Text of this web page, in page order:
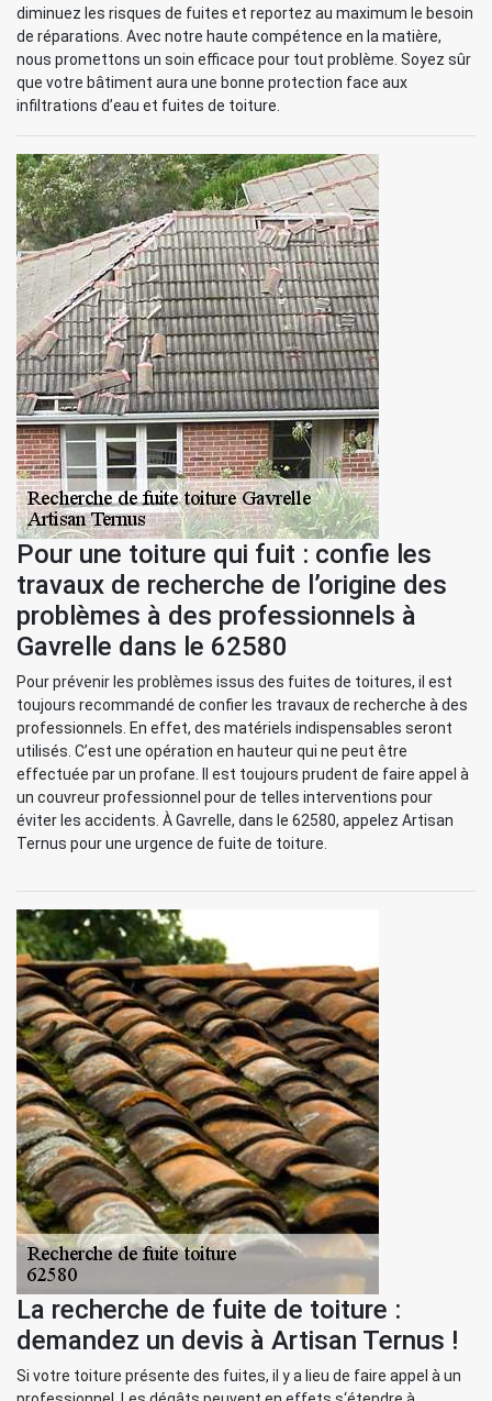
diminuez les risques de fuites et reportez au maximum le besoin
de réparations. Avec notre haute compétence en la matière,
nous promettons un soin efficace pour tout problème. Soyez sûr
que votre bâtiment aura une bonne protection face aux
infiltrations d’eau et fuites de toiture.
Pour une toiture qui fuit : confie les
travaux de recherche de l’origine des
problèmes à des professionnels à
Gavrelle dans le 62580
Pour prévenir les problèmes issus des fuites de toitures, il est
toujours recommandé de confier les travaux de recherche à des
professionnels. En effet, des matériels indispensables seront
utilisés. C’est une opération en hauteur qui ne peut être
effectuée par un profane. Il est toujours prudent de faire appel à
un couvreur professionnel pour de telles interventions pour
éviter les accidents. À Gavrelle, dans le 62580, appelez Artisan
Ternus pour une urgence de fuite de toiture.
La recherche de fuite de toiture :
demandez un devis à Artisan Ternus !
Si votre toiture présente des fuites, il y a lieu de faire appel à un